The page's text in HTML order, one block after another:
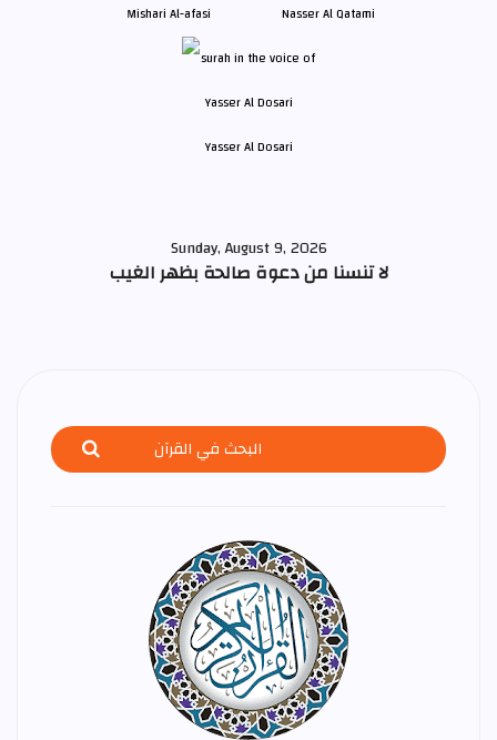
Mishari Al-afasi Nasser Al Qatami
Yasser Al Dosari
Sunday, August 9, 2026
لا تنسنا من دعوة صالحة بظهر الغيب